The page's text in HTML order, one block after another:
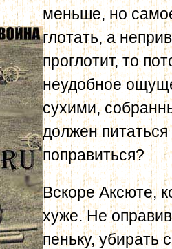
меньше, но
глотать, а
проглотит, то
неудобное
сухими,
должен
поправиться?
Вскоре Аксюте,
хуже. Не
пеньку, убирать